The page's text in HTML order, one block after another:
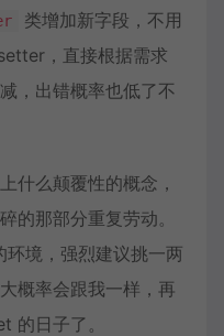
类增加新字段，不用
，直接根据需求
，出错概率也低了不
什么颠覆性的概念，
的那部分重复劳动。
境，强烈建议挑一两
概率会跟我一样，再
的日子了。